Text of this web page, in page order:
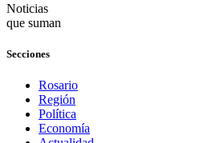
Noticias
que suman
Secciones
Rosario
Región
Política
Economía